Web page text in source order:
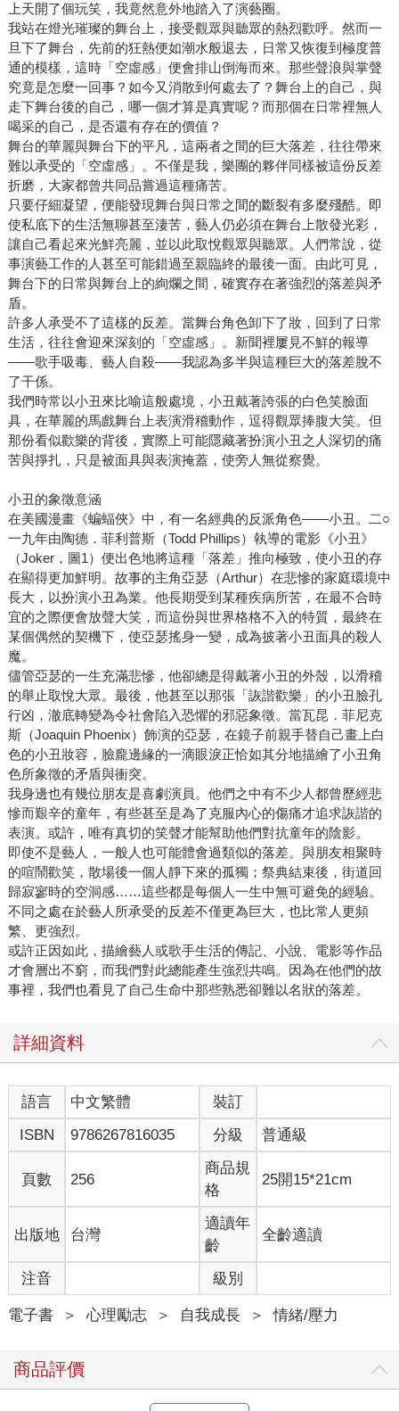
上天開了個玩笑，我竟然意外地踏入了演藝圈。
我站在燈光璀璨的舞台上，接受觀眾與聽眾的熱烈歡呼。然而一
旦下了舞台，先前的狂熱便如潮水般退去，日常又恢復到極度普
通的模樣，這時「空虛感」便會排山倒海而來。那些聲浪與掌聲
究竟是怎麼一回事？如今又消散到何處去了？舞台上的自己，與
走下舞台後的自己，哪一個才算是真實呢？而那個在日常裡無人
喝采的自己，是否還有存在的價值？
舞台的華麗與舞台下的平凡，這兩者之間的巨大落差，往往帶來
難以承受的「空虛感」。不僅是我，樂團的夥伴同樣被這份反差
折磨，大家都曾共同品嘗過這種痛苦。
只要仔細凝望，便能發現舞台與日常之間的斷裂有多麼殘酷。即
使私底下的生活無聊甚至淒苦，藝人仍必須在舞台上散發光彩，
讓自己看起來光鮮亮麗，並以此取悅觀眾與聽眾。人們常說，從
事演藝工作的人甚至可能錯過至親臨終的最後一面。由此可見，
舞台下的日常與舞台上的絢爛之間，確實存在著強烈的落差與矛
盾。
許多人承受不了這樣的反差。當舞台角色卸下了妝，回到了日常
生活，往往會迎來深刻的「空虛感」。新聞裡屢見不鮮的報導
——歌手吸毒、藝人自殺——我認為多半與這種巨大的落差脫不
了干係。
我們時常以小丑來比喻這般處境，小丑戴著誇張的白色笑臉面
具，在華麗的馬戲舞台上表演滑稽動作，逗得觀眾捧腹大笑。但
那份看似歡樂的背後，實際上可能隱藏著扮演小丑之人深切的痛
苦與掙扎，只是被面具與表演掩蓋，使旁人無從察覺。
小丑的象徵意涵
在美國漫畫《蝙蝠俠》中，有一名經典的反派角色——小丑。二○
一九年由陶德．菲利普斯（Todd Phillips）執導的電影《小丑》
（Joker，圖1）便出色地將這種「落差」推向極致，使小丑的存
在顯得更加鮮明。故事的主角亞瑟（Arthur）在悲慘的家庭環境中
長大，以扮演小丑為業。他長期受到某種疾病所苦，在最不合時
宜的之際便會放聲大笑，而這份與世界格格不入的特質，最終在
某個偶然的契機下，使亞瑟搖身一變，成為披著小丑面具的殺人
魔。
儘管亞瑟的一生充滿悲慘，他卻總是得戴著小丑的外殼，以滑稽
的舉止取悅大眾。最後，他甚至以那張「詼諧歡樂」的小丑臉孔
行凶，澈底轉變為令社會陷入恐懼的邪惡象徵。當瓦昆．菲尼克
斯（Joaquin Phoenix）飾演的亞瑟，在鏡子前親手替自己畫上白
色的小丑妝容，臉龐邊緣的一滴眼淚正恰如其分地描繪了小丑角
色所象徵的矛盾與衝突。
我身邊也有幾位朋友是喜劇演員。他們之中有不少人都曾歷經悲
慘而艱辛的童年，有些甚至是為了克服內心的傷痛才追求詼諧的
表演。或許，唯有真切的笑聲才能幫助他們對抗童年的陰影。
即使不是藝人，一般人也可能體會過類似的落差。與朋友相聚時
的喧鬧歡笑，散場後一個人靜下來的孤獨；祭典結束後，街道回
歸寂寥時的空洞感……這些都是每個人一生中無可避免的經驗。
不同之處在於藝人所承受的反差不僅更為巨大，也比常人更頻
繁、更強烈。
或許正因如此，描繪藝人或歌手生活的傳記、小說、電影等作品
才會層出不窮，而我們對此總能產生強烈共鳴。因為在他們的故
事裡，我們也看見了自己生命中那些熟悉卻難以名狀的落差。
詳細資料
語言 中文繁體
裝訂
ISBN
9786267816035 分級 普通級
頁數 256
商品規
格
25開15*21cm
出版地 台灣
適讀年
齡
全齡適讀
注音 級別
電子書 ＞ 心理勵志 ＞ 自我成長 ＞ 情緒/壓力
商品評價